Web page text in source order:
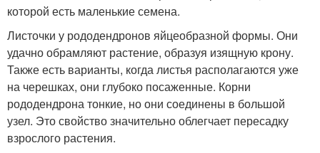
которой есть маленькие семена.
Листочки у рододендронов яйцеобразной формы. Они
удачно обрамляют растение, образуя изящную крону.
Также есть варианты, когда листья располагаются уже
на черешках, они глубоко посаженные. Корни
рододендрона тонкие, но они соединены в большой
узел. Это свойство значительно облегчает пересадку
взрослого растения.